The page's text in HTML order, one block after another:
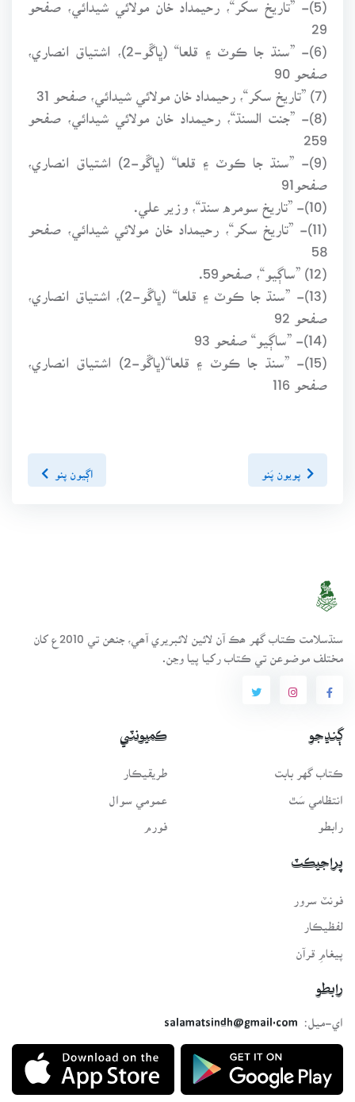
29
(6)- ”سنڌ جا ڪوٽ ۽ قلعا“ (ڀاڱو-2)، اشتياق انصاري،
صفحو 90
(7) ”تاريخ سکر“، رحيمداد خان مولائي شيدائي، صفحو 31
(8)- ”جنت السنڌ“، رحيمداد خان مولائي شيدائي، صفحو
259
(9)- ”سنڌ جا ڪوٽ ۽ قلعا“ (ڀاڱو-2) اشتياق انصاري،
صفحو91
(10)- ”تاريخ سومره سنڌ“، وزير علي.
(11)- ”تاريخ سکر“، رحيمداد خان مولائي شيدائي، صفحو
58
(12) ”ساڳيو“، صفحو59.
(13)- ”سنڌ جا ڪوٽ ۽ قلعا“ (ڀاڱو-2)، اشتياق انصاري،
صفحو 92
(14)- ”ساڳيو“ صفحو 93
(15)- ”سنڌ جا ڪوٽ ۽ قلعا“(ڀاڱو-2) اشتياق انصاري،
صفحو 116
پويون پَنو اڳيون پنو
سنڌسلامت ڪتاب گهر ھڪ آن لائين لائبريري آھي، جنھن تي 2010ع کان
مختلف موضوعن تي ڪتاب رکيا پيا وڃن.
ڳنڍجو
ڪتاب گهر بابت
انتظامي سَٿ
رابطو
ڪميونٽي
طريقيڪار
عمومي سوال
فورم
پراجيڪٽ
لفظيڪار
پيغامِ قرآن
رابطو
اي-ميل:
salamatsindh@gmail.com